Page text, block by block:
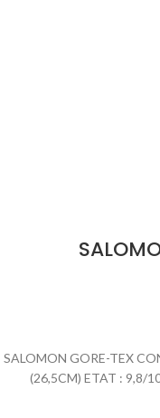
SALOMON GORE-TEX
(26,5CM) ETAT : 9,8/